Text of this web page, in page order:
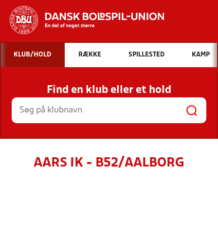
Hvad vil du søge efter?
INDHOLD OG NYHEDER
STILLINGER, RESULTATER, KLUBBER OG
HOLD
KLUB/HOLD RÆKKE SPILLESTED KAMP
Find en klub eller et hold
AARS IK - B52/AALBORG